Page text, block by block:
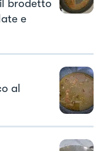
brodetto
e
al